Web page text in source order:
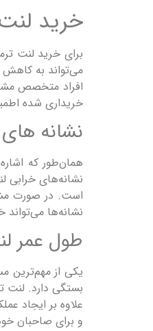
خرید
برای خرید لنت
می‌تواند به کاهش
افراد متخصص
خریداری شده
نشانه
همان‌طور که
نشانه‌های خرابی
است. در صورت
نشانه‌ها می‌تواند
طول عمر
یکی از مهم‌ترین
بستگی دارد. لنت
علاوه بر ایجاد
و برای صاحبان